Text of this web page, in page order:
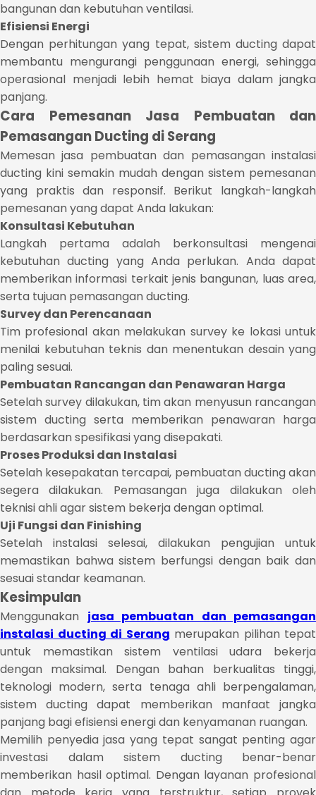
bangunan dan kebutuhan ventilasi.
Efisiensi Energi
Dengan perhitungan yang tepat, sistem ducting dapat
membantu mengurangi penggunaan energi, sehingga
operasional menjadi lebih hemat biaya dalam jangka
panjang.
Cara Pemesanan Jasa Pembuatan dan
Pemasangan Ducting di Serang
Memesan jasa pembuatan dan pemasangan instalasi
ducting kini semakin mudah dengan sistem pemesanan
yang praktis dan responsif. Berikut langkah-langkah
pemesanan yang dapat Anda lakukan:
Konsultasi Kebutuhan
Langkah pertama adalah berkonsultasi mengenai
kebutuhan ducting yang Anda perlukan. Anda dapat
memberikan informasi terkait jenis bangunan, luas area,
serta tujuan pemasangan ducting.
Survey dan Perencanaan
Tim profesional akan melakukan survey ke lokasi untuk
menilai kebutuhan teknis dan menentukan desain yang
paling sesuai.
Pembuatan Rancangan dan Penawaran Harga
Setelah survey dilakukan, tim akan menyusun rancangan
sistem ducting serta memberikan penawaran harga
berdasarkan spesifikasi yang disepakati.
Proses Produksi dan Instalasi
Setelah kesepakatan tercapai, pembuatan ducting akan
segera dilakukan. Pemasangan juga dilakukan oleh
teknisi ahli agar sistem bekerja dengan optimal.
Uji Fungsi dan Finishing
Setelah instalasi selesai, dilakukan pengujian untuk
memastikan bahwa sistem berfungsi dengan baik dan
sesuai standar keamanan.
Kesimpulan
Menggunakan jasa pembuatan dan pemasangan
instalasi ducting di Serang merupakan pilihan tepat
untuk memastikan sistem ventilasi udara bekerja
dengan maksimal. Dengan bahan berkualitas tinggi,
teknologi modern, serta tenaga ahli berpengalaman,
sistem ducting dapat memberikan manfaat jangka
panjang bagi efisiensi energi dan kenyamanan ruangan.
Memilih penyedia jasa yang tepat sangat penting agar
investasi dalam sistem ducting benar-benar
memberikan hasil optimal. Dengan layanan profesional